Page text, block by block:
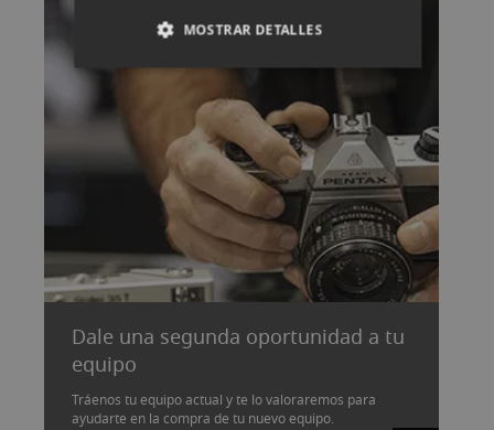
Dale una segunda oportunidad a tu
equipo
Tráenos tu equipo actual y te lo valoraremos para
ayudarte en la compra de tu nuevo equipo.
MOSTRAR DETALLES